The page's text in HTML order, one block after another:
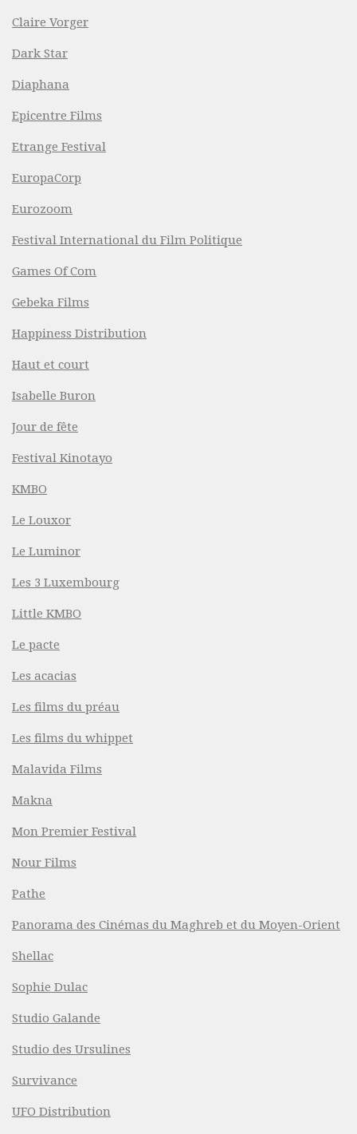
Claire Vorger
Dark Star
Diaphana
Epicentre Films
Etrange Festival
EuropaCorp
Eurozoom
Festival International du Film Politique
Games Of Com
Gebeka Films
Happiness Distribution
Haut et court
Isabelle Buron
Jour de fête
Festival Kinotayo
KMBO
Le Louxor
Le Luminor
Les 3 Luxembourg
Little KMBO
Le pacte
Les acacias
Les films du préau
Les films du whippet
Malavida Films
Makna
Mon Premier Festival
Nour Films
Pathe
Panorama des Cinémas du Maghreb et du Moyen-Orient
Shellac
Sophie Dulac
Studio Galande
Studio des Ursulines
Survivance
UFO Distribution